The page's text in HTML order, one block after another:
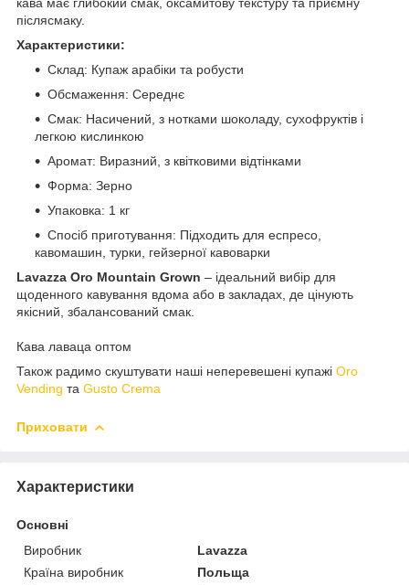
післясмаку.
Характеристики:
Склад: Купаж арабіки та робусти
Обсмаження: Середнє
Смак: Насичений, з нотками шоколаду, сухофруктів і
легкою кислинкою
Аромат: Виразний, з квітковими відтінками
Форма: Зерно
Упаковка: 1 кг
Спосіб приготування: Підходить для еспресо,
кавомашин, турки, гейзерної кавоварки
Lavazza Oro Mountain Grown – ідеальний вибір для
щоденного кавування вдома або в закладах, де цінують
якісний, збалансований смак.
Кава лаваца оптом
Також радимо скуштувати наші неперевешені купажі Oro
Vending та Gusto Crema
Приховати
Характеристики
Основні
Виробник
Lavazza
Країна виробник
Польща